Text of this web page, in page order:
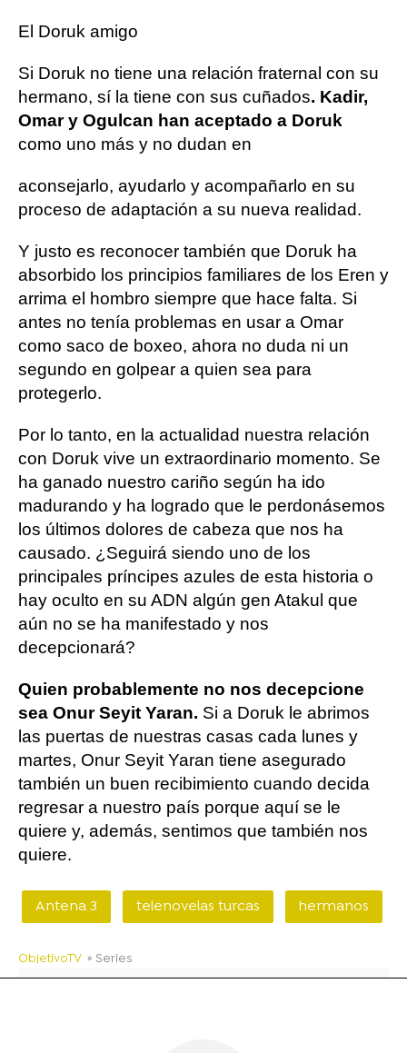
El Doruk amigo
Si Doruk no tiene una relación fraternal con su
hermano, sí la tiene con sus cuñados. Kadir,
Omar y Ogulcan han aceptado a Doruk
como uno más y no dudan en
aconsejarlo, ayudarlo y acompañarlo en su
proceso de adaptación a su nueva realidad.
Y justo es reconocer también que Doruk ha
absorbido los principios familiares de los Eren y
arrima el hombro siempre que hace falta. Si
antes no tenía problemas en usar a Omar
como saco de boxeo, ahora no duda ni un
segundo en golpear a quien sea para
protegerlo.
Por lo tanto, en la actualidad nuestra relación
con Doruk vive un extraordinario momento. Se
ha ganado nuestro cariño según ha ido
madurando y ha logrado que le perdonásemos
los últimos dolores de cabeza que nos ha
causado. ¿Seguirá siendo uno de los
principales príncipes azules de esta historia o
hay oculto en su ADN algún gen Atakul que
aún no se ha manifestado y nos
decepcionará?
Quien probablemente no nos decepcione
sea Onur Seyit Yaran. Si a Doruk le abrimos
las puertas de nuestras casas cada lunes y
martes, Onur Seyit Yaran tiene asegurado
también un buen recibimiento cuando decida
regresar a nuestro país porque aquí se le
quiere y, además, sentimos que también nos
quiere.
Antena 3 telenovelas turcas hermanos
ObjetivoTV » Series